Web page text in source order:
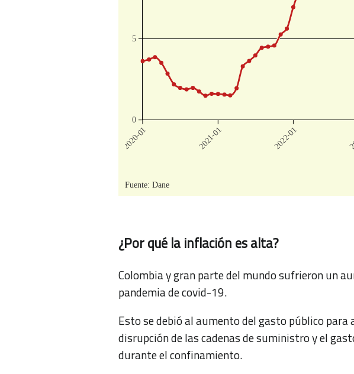
¿Por qué la inflación es alta?
Colombia y gran parte del mundo sufrieron un
pandemia de covid-19.
Esto se debió al aumento del gasto público
disrupción de las cadenas de suministro y el
durante el confinamiento.